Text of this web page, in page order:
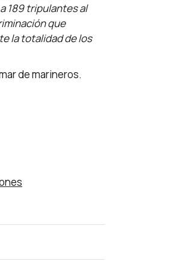
189 tripulantes al
que
la totalidad de los
de marineros.